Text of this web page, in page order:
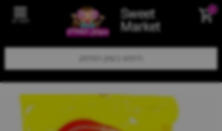
Sweet
Market תפריט